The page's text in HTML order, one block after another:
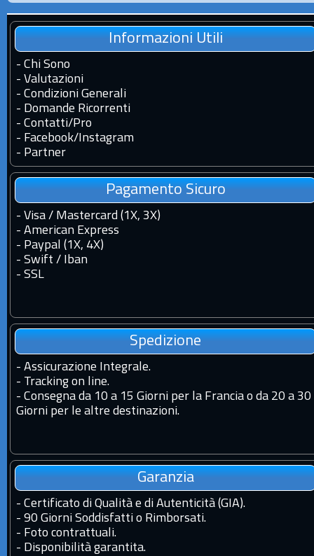
Informazioni Utili
- Chi Sono
- Valutazioni
- Condizioni Generali
- Domande Ricorrenti
- Contatti/Pro
- Facebook/Instagram
- Partner
Pagamento Sicuro
- Visa / Mastercard (1X, 3X)
- American Express
- Paypal (1X, 4X)
- Swift / Iban
- SSL
Spedizione
- Assicurazione Integrale.
- Tracking on line.
- Consegna da 10 a 15 Giorni per la Francia o da 20 a 30
Giorni per le altre destinazioni.
Garanzia
- Certificato di Qualità e di Autenticità (GIA).
- 90 Giorni Soddisfatti o Rimborsati.
- Foto contrattuali.
- Disponibilità garantita.